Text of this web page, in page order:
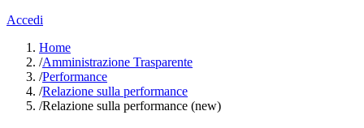
Accedi
Home
/Amministrazione Trasparente
/Performance
/Relazione sulla performance
/Relazione sulla performance (new)